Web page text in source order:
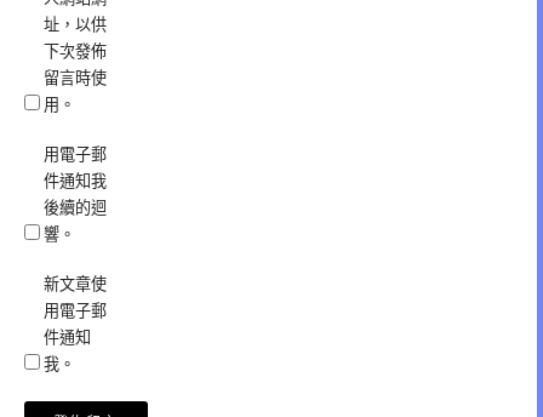
址，以供
下次發佈
留言時使
用。
用電子郵
件通知我
後續的迴
響。
新文章使
用電子郵
件通知
我。